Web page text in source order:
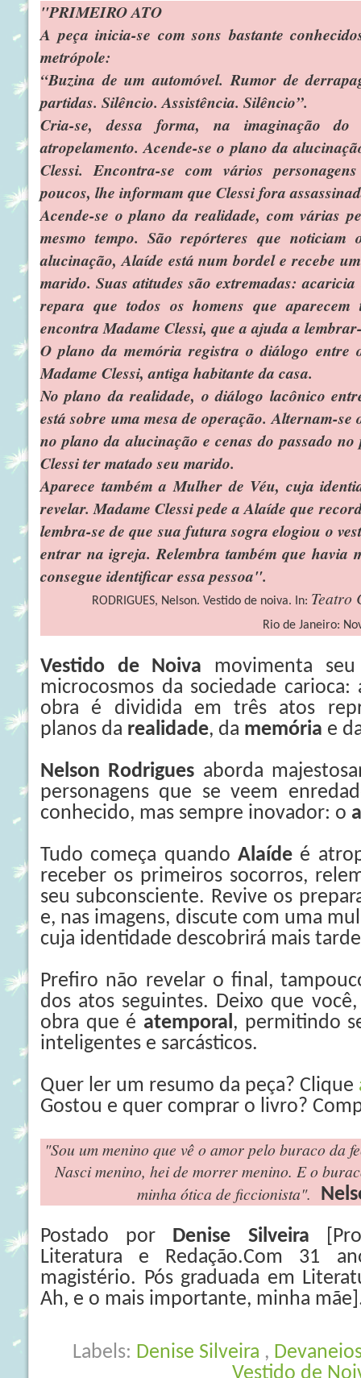
"PRIMEIRO ATO
A peça inicia-se com sons bastante
metrópole:
“Buzina de um automóvel. Rumor de
partidas. Silêncio. Assistência. Silêncio”.
Cria-se, dessa forma, na imaginação
atropelamento. Acende-se o plano da
Clessi. Encontra-se com vários
poucos, lhe informam que Clessi fora
Acende-se o plano da realidade, com várias
mesmo tempo. São repórteres que
alucinação, Alaíde está num bordel e recebe
marido. Suas atitudes são extremadas:
repara que todos os homens que
encontra Madame Clessi, que a ajuda a
O plano da memória registra o diálogo entre
Madame Clessi, antiga habitante da casa.
No plano da realidade, o diálogo lacônico
está sobre uma mesa de operação. Alternam-
no plano da alucinação e cenas do passado
Clessi ter matado seu marido.
Aparece também a Mulher de Véu, cuja
revelar. Madame Clessi pede a Alaíde que
lembra-se de que sua futura sogra elogiou o
entrar na igreja. Relembra também que havia
consegue identificar essa pessoa".
RODRIGUES, Nelson. Vestido de noiva. In: Teatro
Rio de Janeiro:
Vestido de Noiva movimenta
microcosmos da sociedade
obra é dividida em três atos
planos da realidade, da memória e
Nelson Rodrigues aborda
personagens que se veem
conhecido, mas sempre inovador: o
Tudo começa quando Alaíde é
receber os primeiros socorros,
seu subconsciente. Revive os
e, nas imagens, discute com uma
cuja identidade descobrirá mais
Prefiro não revelar o final,
dos atos seguintes. Deixo que
obra que é atemporal, permitindo
inteligentes e sarcásticos.
Quer ler um resumo da peça? Clique
Gostou e quer comprar o livro?
"Sou um menino que vê o amor pelo buraco da
Nasci menino, hei de morrer menino. E o
minha ótica de ficcionista".
Postado por Denise Silveira
Literatura e Redação.Com 31
magistério. Pós graduada em
Ah, e o mais importante, minha
Labels: Denise Silveira ,
Vestido de